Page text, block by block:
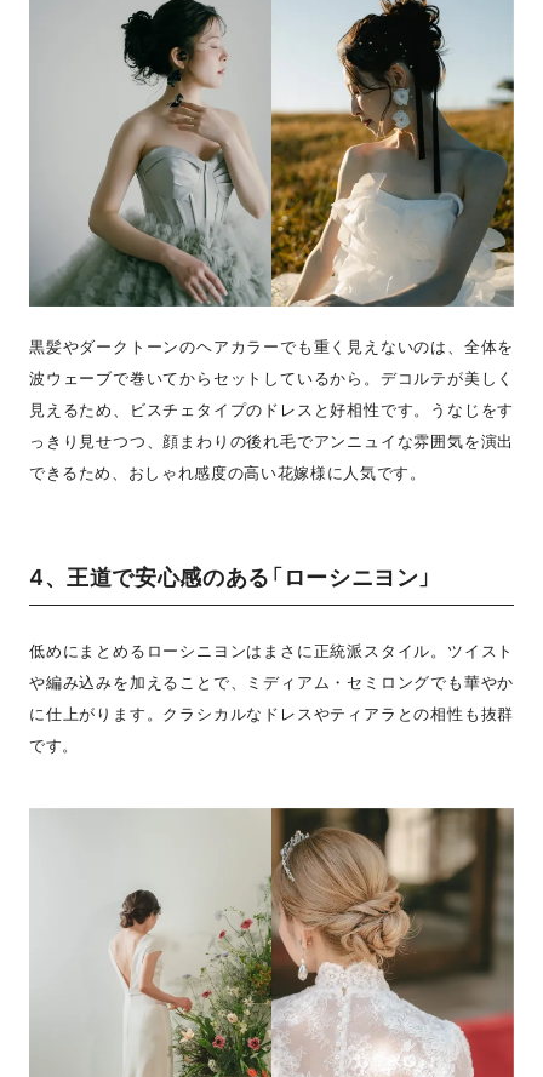
黒髪やダークトーンのヘアカラーでも重く見えないのは、全体を
波ウェーブで巻いてからセットしているから。デコルテが美しく
見えるため、ビスチェタイプのドレスと好相性です。うなじをす
っきり見せつつ、顔まわりの後れ毛でアンニュイな雰囲気を演出
できるため、おしゃれ感度の高い花嫁様に人気です。
4、王道で安心感のある「ローシニヨン」
低めにまとめるローシニヨンはまさに正統派スタイル。ツイスト
や編み込みを加えることで、ミディアム・セミロングでも華やか
に仕上がります。クラシカルなドレスやティアラとの相性も抜群
です。